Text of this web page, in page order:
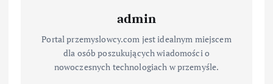
admin
Portal przemyslowcy.com jest idealnym miejscem
dla osób poszukujących wiadomości o
nowoczesnych technologiach w przemyśle.